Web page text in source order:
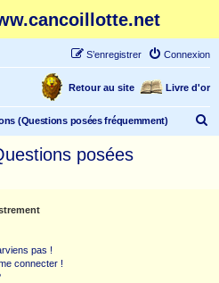
Connexion
S’enregistrer
Livre d'or
Retour au site
(Questions posées fréquemment)
posées
pas !
connecter !